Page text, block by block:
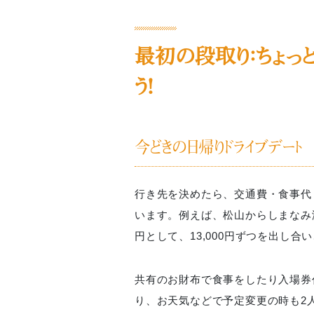
最初の段取り：ちょっ
う！
今どきの日帰りドライブデート
行き先を決めたら、交通費・食事
います。例えば、松山からしまな
円として、13,000円ずつを出し合
共有のお財布で食事をしたり入場
り、お天気などで予定変更の時も